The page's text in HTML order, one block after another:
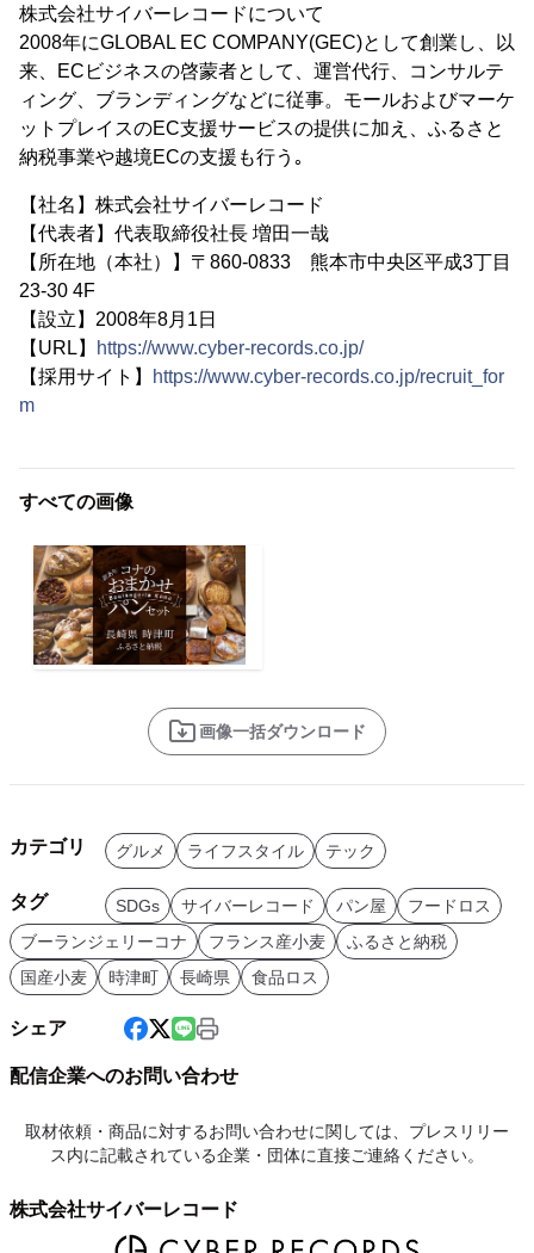
株式会社サイバーレコードについて
2008年にGLOBAL EC COMPANY(GEC)として創業し、以
来、ECビジネスの啓蒙者として、運営代行、コンサルテ
ィング、ブランディングなどに従事。モールおよびマーケ
ットプレイスのEC支援サービスの提供に加え、ふるさと
納税事業や越境ECの支援も行う｡
【社名】株式会社サイバーレコード
【代表者】代表取締役社長 増田一哉
【所在地（本社）】〒860-0833 熊本市中央区平成3丁目
23-30 4F
【設立】2008年8月1日
【URL】
https://www.cyber-records.co.jp/
【採用サイト】
https://www.cyber-records.co.jp/recruit_for
m
すべての画像
画像一括ダウンロード
カテゴリ グルメ ライフスタイル テック
タグ SDGs サイバーレコード パン屋
フードロス
ブーランジェリーコナ
フランス産小麦
ふるさと納税
国産小麦
時津町 長崎県 食品ロス
シェア
配信企業へのお問い合わせ
取材依頼・商品に対するお問い合わせに関しては、プレスリリー
ス内に記載されている企業・団体に直接ご連絡ください。
株式会社サイバーレコード